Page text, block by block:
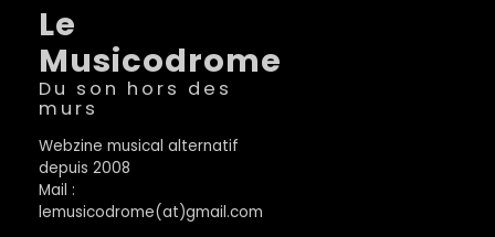
Le
Musicodrome
Du son hors des
murs
Webzine musical alternatif
depuis 2008
Mail :
lemusicodrome(at)gmail.com